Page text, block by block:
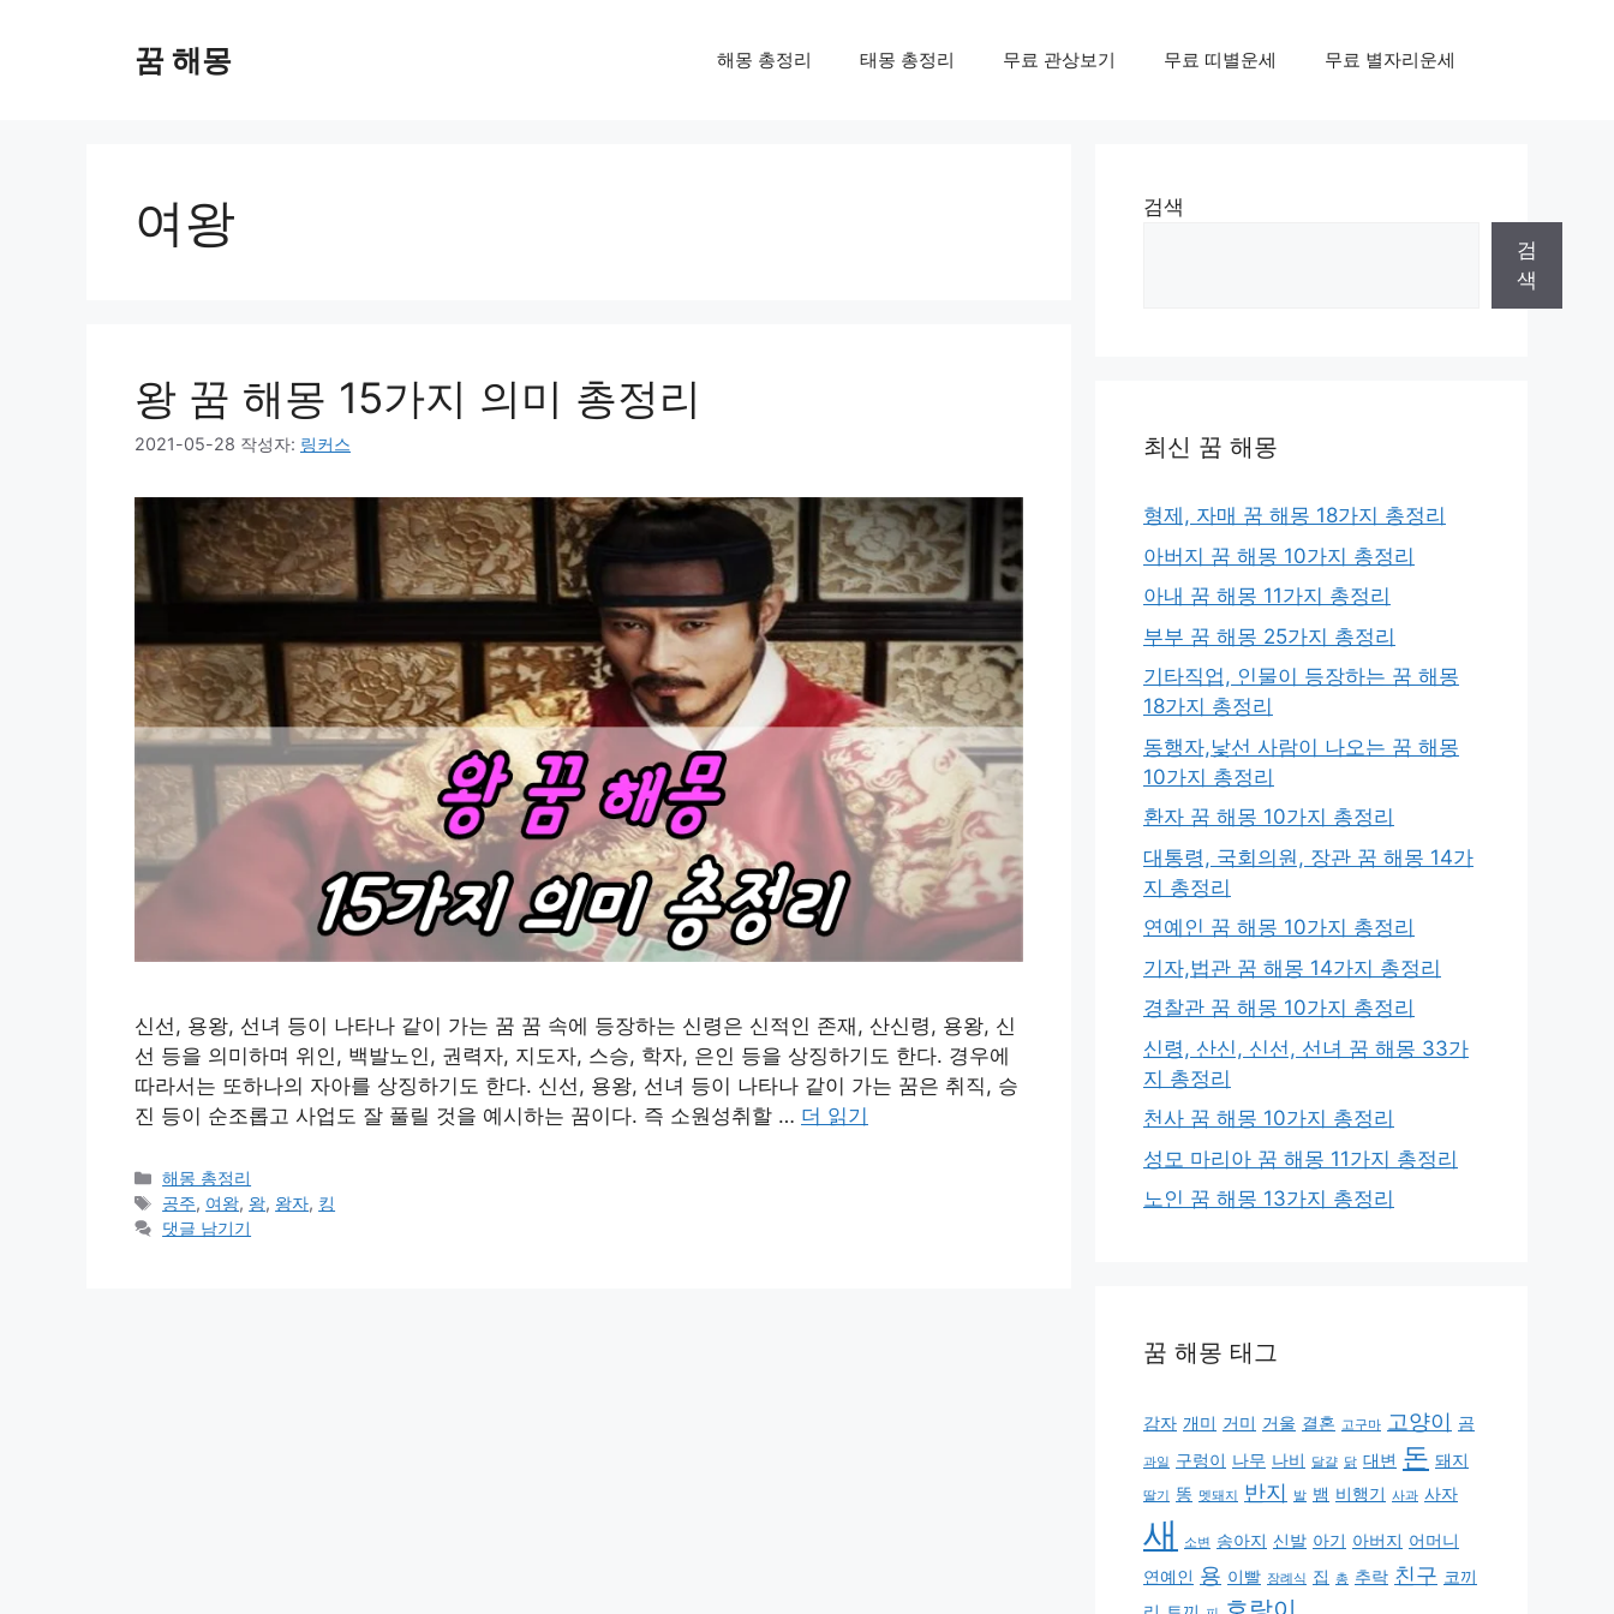
꿈 해몽 해몽 총정리 태몽 총정리 무료 관상보기 무료 띠별운세 무료 별자리운세
여왕
왕 꿈 해몽 15가지 의미 총정리
2021-05-28 작성자: 링커스
신선, 용왕, 선녀 등이 나타나 같이 가는 꿈 꿈 속에 등장하는 신령은 신적인 존재, 산신령, 용왕, 신
선 등을 의미하며 위인, 백발노인, 권력자, 지도자, 스승, 학자, 은인 등을 상징하기도 한다. 경우에
따라서는 또하나의 자아를 상징하기도 한다. 신선, 용왕, 선녀 등이 나타나 같이 가는 꿈은 취직, 승
진 등이 순조롭고 사업도 잘 풀릴 것을 예시하는 꿈이다. 즉 소원성취할 … 더 읽기
카
테
고
해몽 총정리
태
그
공주, 여왕, 왕, 왕자, 킹
댓글 남기기
검색
검
색
최신 꿈 해몽
형제, 자매 꿈 해몽 18가지 총정리
아버지 꿈 해몽 10가지 총정리
아내 꿈 해몽 11가지 총정리
부부 꿈 해몽 25가지 총정리
기타직업, 인물이 등장하는 꿈 해몽
18가지 총정리
동행자,낯선 사람이 나오는 꿈 해몽
10가지 총정리
환자 꿈 해몽 10가지 총정리
대통령, 국회의원, 장관 꿈 해몽 14가
지 총정리
연예인 꿈 해몽 10가지 총정리
기자,법관 꿈 해몽 14가지 총정리
경찰관 꿈 해몽 10가지 총정리
신령, 산신, 신선, 선녀 꿈 해몽 33가
지 총정리
천사 꿈 해몽 10가지 총정리
성모 마리아 꿈 해몽 11가지 총정리
노인 꿈 해몽 13가지 총정리
꿈 해몽 태그
감자 개미 거미 거울 결혼 고구마 고양이 곰
과일 구렁이 나무 나비 달걀 닭 대변 돈 돼지
딸기 똥 멧돼지 반지 발 뱀 비행기 사과 사자
새 소변 송아지 신발 아기 아버지 어머니
연예인 용 이빨 장례식 집 총 추락 친구 코끼